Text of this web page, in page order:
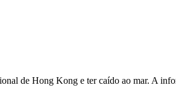
de Hong Kong e ter caído ao mar. A